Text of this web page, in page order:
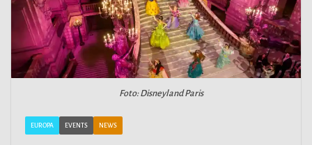
Foto: Disneyland Paris
EUROPA EVENTS NEWS